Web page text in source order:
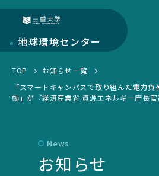
地球環境センター
地球環境センターについて
センターについて
お知らせ一覧
教育・人材育成部門
学生活動
EGC学生委員会
TOP
お知らせ一覧
「スマートキャンパスで取り組んだ電力
動」が『経済産業省 資源エネルギー庁長
News
お知らせ